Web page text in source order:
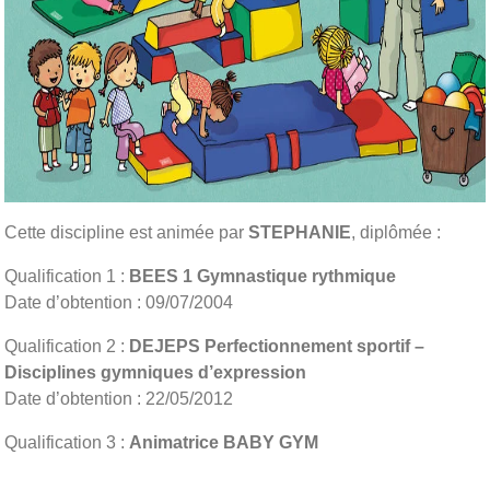
Cette discipline est animée par STEPHANIE, diplômée :
Qualification 1 : BEES 1 Gymnastique rythmique
Date d’obtention : 09/07/2004
Qualification 2 : DEJEPS Perfectionnement sportif –
Disciplines gymniques d’expression
Date d’obtention : 22/05/2012
Qualification 3 : Animatrice BABY GYM